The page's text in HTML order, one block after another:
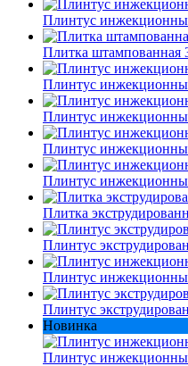
Плинтус
Плитка штампованная
Плинтус
Плинтус
Плинтус
Плинтус
Плитка
Плинтус
Плинтус
Плинтус
Новинка
Плинтус